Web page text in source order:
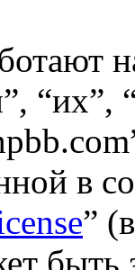
“их”,
в
”